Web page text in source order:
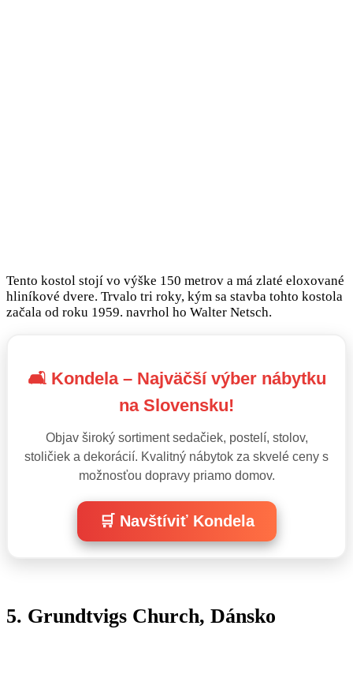
Tento kostol stojí vo výške 150 metrov a má zlaté eloxované
hliníkové dvere. Trvalo tri roky, kým sa stavba tohto kostola
začala od roku 1959. navrhol ho Walter Netsch.
🛋️ Kondela – Najväčší výber nábytku
na Slovensku!
Objav široký sortiment sedačiek, postelí, stolov,
stoličiek a dekorácií. Kvalitný nábytok za skvelé ceny s
možnosťou dopravy priamo domov.
🛒 Navštíviť Kondela
5. Grundtvigs Church, Dánsko